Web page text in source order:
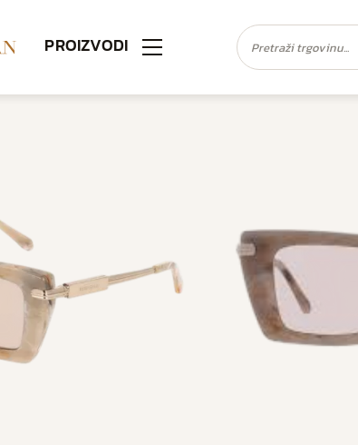
PROIZVODI